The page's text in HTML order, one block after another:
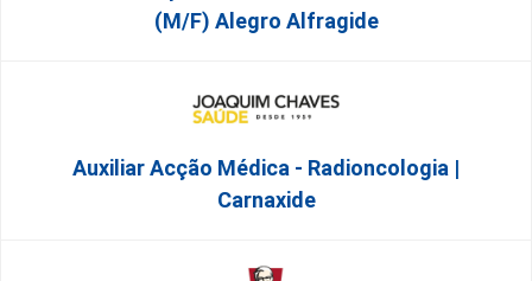
(M/F) Alegro Alfragide
Auxiliar Acção Médica - Radioncologia |
Carnaxide